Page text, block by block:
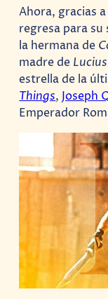
Ahora, gracias
regresa para
la hermana de
madre de Lucius
estrella de la
Things, Joseph
Emperador